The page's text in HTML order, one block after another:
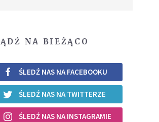
NA BIEŻĄCO
ŚLEDŹ NAS NA FACEBOOKU
ŚLEDŹ NAS NA TWITTERZE
ŚLEDŹ NAS NA INSTAGRAMIE